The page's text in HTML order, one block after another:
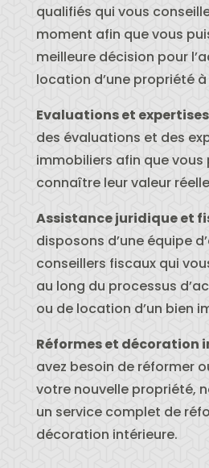
qualifiés qui vous
moment afin que vous
meilleure décision pour
location d’une propriété à
Evaluations et
des évaluations et des
immobiliers afin que vous
connaître leur valeur
Assistance juridique et
disposons d’une équipe
conseillers fiscaux qui
au long du processus
ou de location d’un bien
Réformes et décoration
avez besoin de réformer
votre nouvelle propriété,
un service complet de
décoration intérieure.